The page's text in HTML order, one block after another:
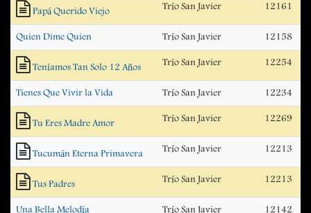
Papá Querido Viejo Trío San Javier 12161
Quien Dime Quien Trío San Javier 12158
Teníamos Tan Solo 12 Años Trío San Javier 12254
Tienes Que Vivir la Vida Trío San Javier 12234
Tu Eres Madre Amor Trío San Javier 12269
Tucumán Eterna Primavera Trío San Javier 12213
Tus Padres Trío San Javier 12213
Una Bella Melodía Trío San Javier 12142